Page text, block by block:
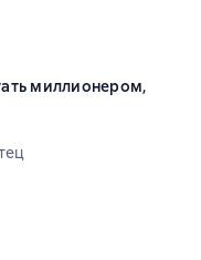
миллионером,
5 на основе 1 оценок